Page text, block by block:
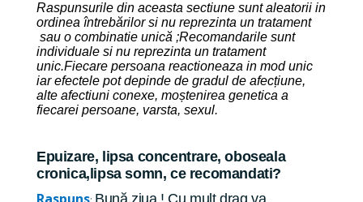
Raspunsurile din aceasta sectiune sunt aleatorii in
ordinea întrebărilor si nu reprezinta un tratament
sau o combinatie unică ;Recomandarile sunt
individuale si nu reprezinta un tratament
unic.Fiecare persoana reactioneaza in mod unic
iar efectele pot depinde de gradul de afecțiune,
alte afectiuni conexe, moștenirea genetica a
fiecarei persoane, varsta, sexul.
Epuizare, lipsa concentrare, oboseala
cronica,lipsa somn, ce recomandati?
Bună ziua ! Cu mult drag va